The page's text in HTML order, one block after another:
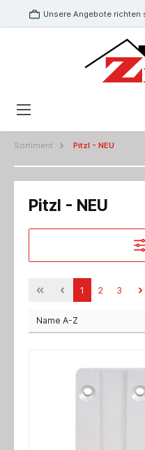
Unsere Angebote
Sortiment Pitzl - NEU
Pitzl - NEU
1 2 3